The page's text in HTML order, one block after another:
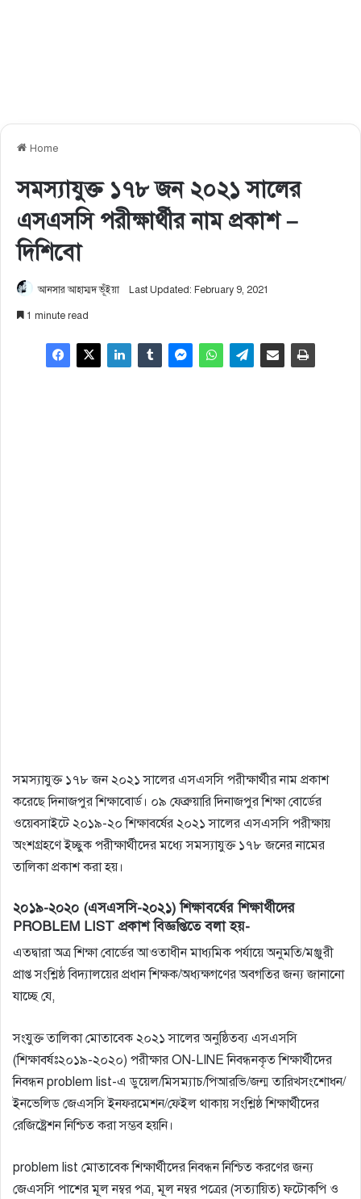
Home
সমস্যাযুক্ত ১৭৮ জন ২০২১ সালের
এসএসসি পরীক্ষার্থীর নাম প্রকাশ –
দিশিবো
আনসার আহাম্মদ ভূঁইয়া Last Updated: February 9, 2021
1 minute read
সমস্যাযুক্ত ১৭৮ জন ২০২১ সালের এসএসসি পরীক্ষার্থীর নাম প্রকাশ
করেছে দিনাজপুর শিক্ষাবোর্ড। ০৯ ফেব্রুয়ারি দিনাজপুর শিক্ষা বোর্ডের
ওয়েবসাইটে ২০১৯-২০ শিক্ষাবর্ষের ২০২১ সালের এসএসসি পরীক্ষায়
অংশগ্রহণে ইচ্ছুক পরীক্ষার্থীদের মধ্যে সমস্যাযুক্ত ১৭৮ জনের নামের
তালিকা প্রকাশ করা হয়।
২০১৯-২০২০ (এসএসসি-২০২১) শিক্ষাবর্ষের শিক্ষার্থীদের
PROBLEM LIST প্রকাশ বিজ্ঞপ্তিতে বলা হয়-
এতদ্বারা অত্র শিক্ষা বাের্ডের আওতাধীন মাধ্যমিক পর্যায়ে অনুমতি/মঞ্জুরী
প্রাপ্ত সংশ্লিষ্ঠ বিদ্যালয়ের প্রধান শিক্ষক/অধ্যক্ষগণের অবগতির জন্য জানানাে
যাচ্ছে যে,
সংযুক্ত তালিকা মােতাবেক ২০২১ সালের অনুষ্ঠিতব্য এসএসসি
(শিক্ষাবর্ষঃ২০১৯-২০২০) পরীক্ষার ON-LINE নিবন্ধনকৃত শিক্ষার্থীদের
নিবন্ধন problem list-এ ডুয়েল/মিসম্যাচ/পিআরভি/জন্ম তারিখসংশােধন/
ইনভেলিড জেএসসি ইনফরমেশন/ফেইল থাকায় সংশ্লিষ্ঠ শিক্ষার্থীদের
রেজিষ্ট্রেশন নিশ্চিত করা সম্ভব হয়নি।
problem list মােতাবেক শিক্ষার্থীদের নিবন্ধন নিশ্চিত করণের জন্য
জেএসসি পাশের মূল নম্বর পত্র, মূল নম্বর পত্রের (সত্যায়িত) ফটোকপি ও